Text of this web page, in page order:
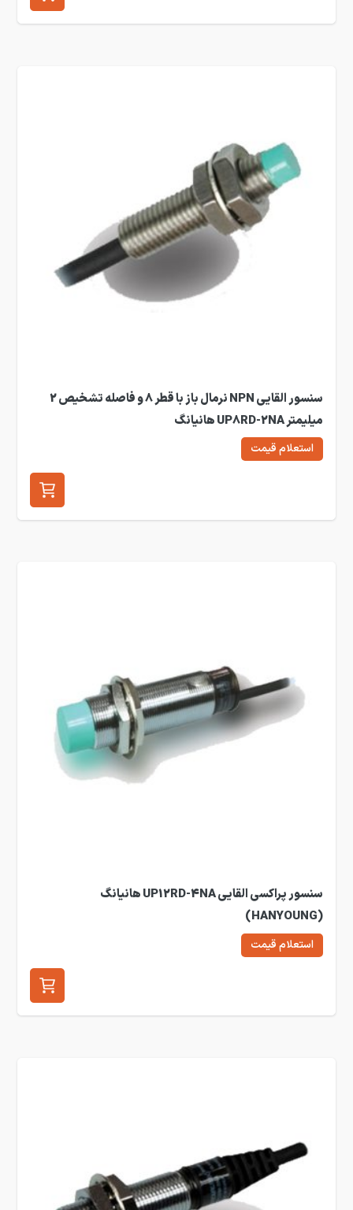
سنسور القایی NPN نرمال باز با قطر 8 و فاصله تشخیص 2
میلیمتر UP8RD-2NA هانیانگ
استعلام قیمت
سنسور پراکسی القایی UP12RD-4NA هانیانگ
(HANYOUNG)
استعلام قیمت